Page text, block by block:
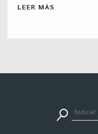
LEER MÁS